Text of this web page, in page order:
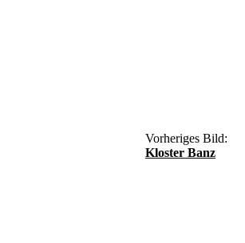
Vorheriges Bild:
Kloster Banz